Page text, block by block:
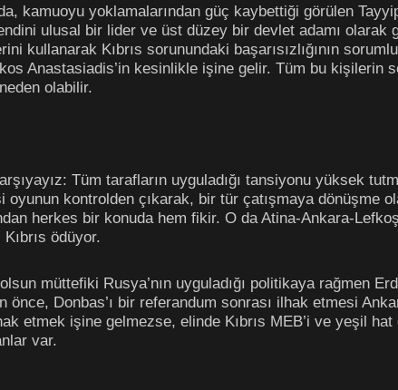
kamuoyu yoklamalarından güç kaybettiği görülen
ulusal bir lider ve üst düzey bir devlet adamı olarak
kullanarak Kıbrıs sorunundaki başarısızlığının
Anastasiadis’in kesinlikle işine gelir. Tüm bu
olabilir.
Tüm tarafların uyguladığı tansiyonu yüksek
kontrolden çıkarak, bir tür çatışmaya dönüşme
herkes bir konuda hem fikir. O da Atina-Ankara-
ödüyor.
müttefiki Rusya’nın uyguladığı politikaya rağmen
önce, Donbas’ı bir referandum sonrası ilhak etmesi
etmek işine gelmezse, elinde Kıbrıs MEB’i ve yeşil
var.